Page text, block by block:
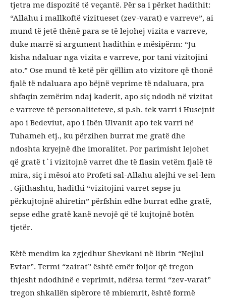
tjetra me dispozitë të veçantë. Për sa i përket hadithit:
“Allahu i mallkoftë vizitueset (zev-varat) e varreve”, ai
mund të jetë thënë para se të lejohej vizita e varreve,
duke marrë si argument hadithin e mësipërm: “Ju
kisha ndaluar nga vizita e varreve, por tani vizitojini
ato.” Ose mund të ketë për qëllim ato vizitore që thonë
fjalë të ndaluara apo bëjnë veprime të ndaluara, pra
shfaqin zemërim ndaj kaderit, apo siç ndodh në vizitat
e varreve të personaliteteve, si p.sh. tek varri i Husejnit
apo i Bedeviut, apo i Ibën Ulvanit apo tek varri në
Tuhameh etj., ku përzihen burrat me gratë dhe
ndoshta kryejnë dhe imoralitet. Por parimisht lejohet
që gratë t`i vizitojnë varret dhe të flasin vetëm fjalë të
mira, siç i mësoi ato Profeti sal-Allahu alejhi ve sel-lem
. Gjithashtu, hadithi “vizitojini varret sepse ju
përkujtojnë ahiretin” përfshin edhe burrat edhe gratë,
sepse edhe gratë kanë nevojë që të kujtojnë botën
tjetër.
Këtë mendim ka zgjedhur Shevkani në librin “Nejlul
Evtar”. Termi “zairat” është emër foljor që tregon
thjesht ndodhinë e veprimit, ndërsa termi “zev-varat”
tregon shkallën sipërore të mbiemrit, është formë